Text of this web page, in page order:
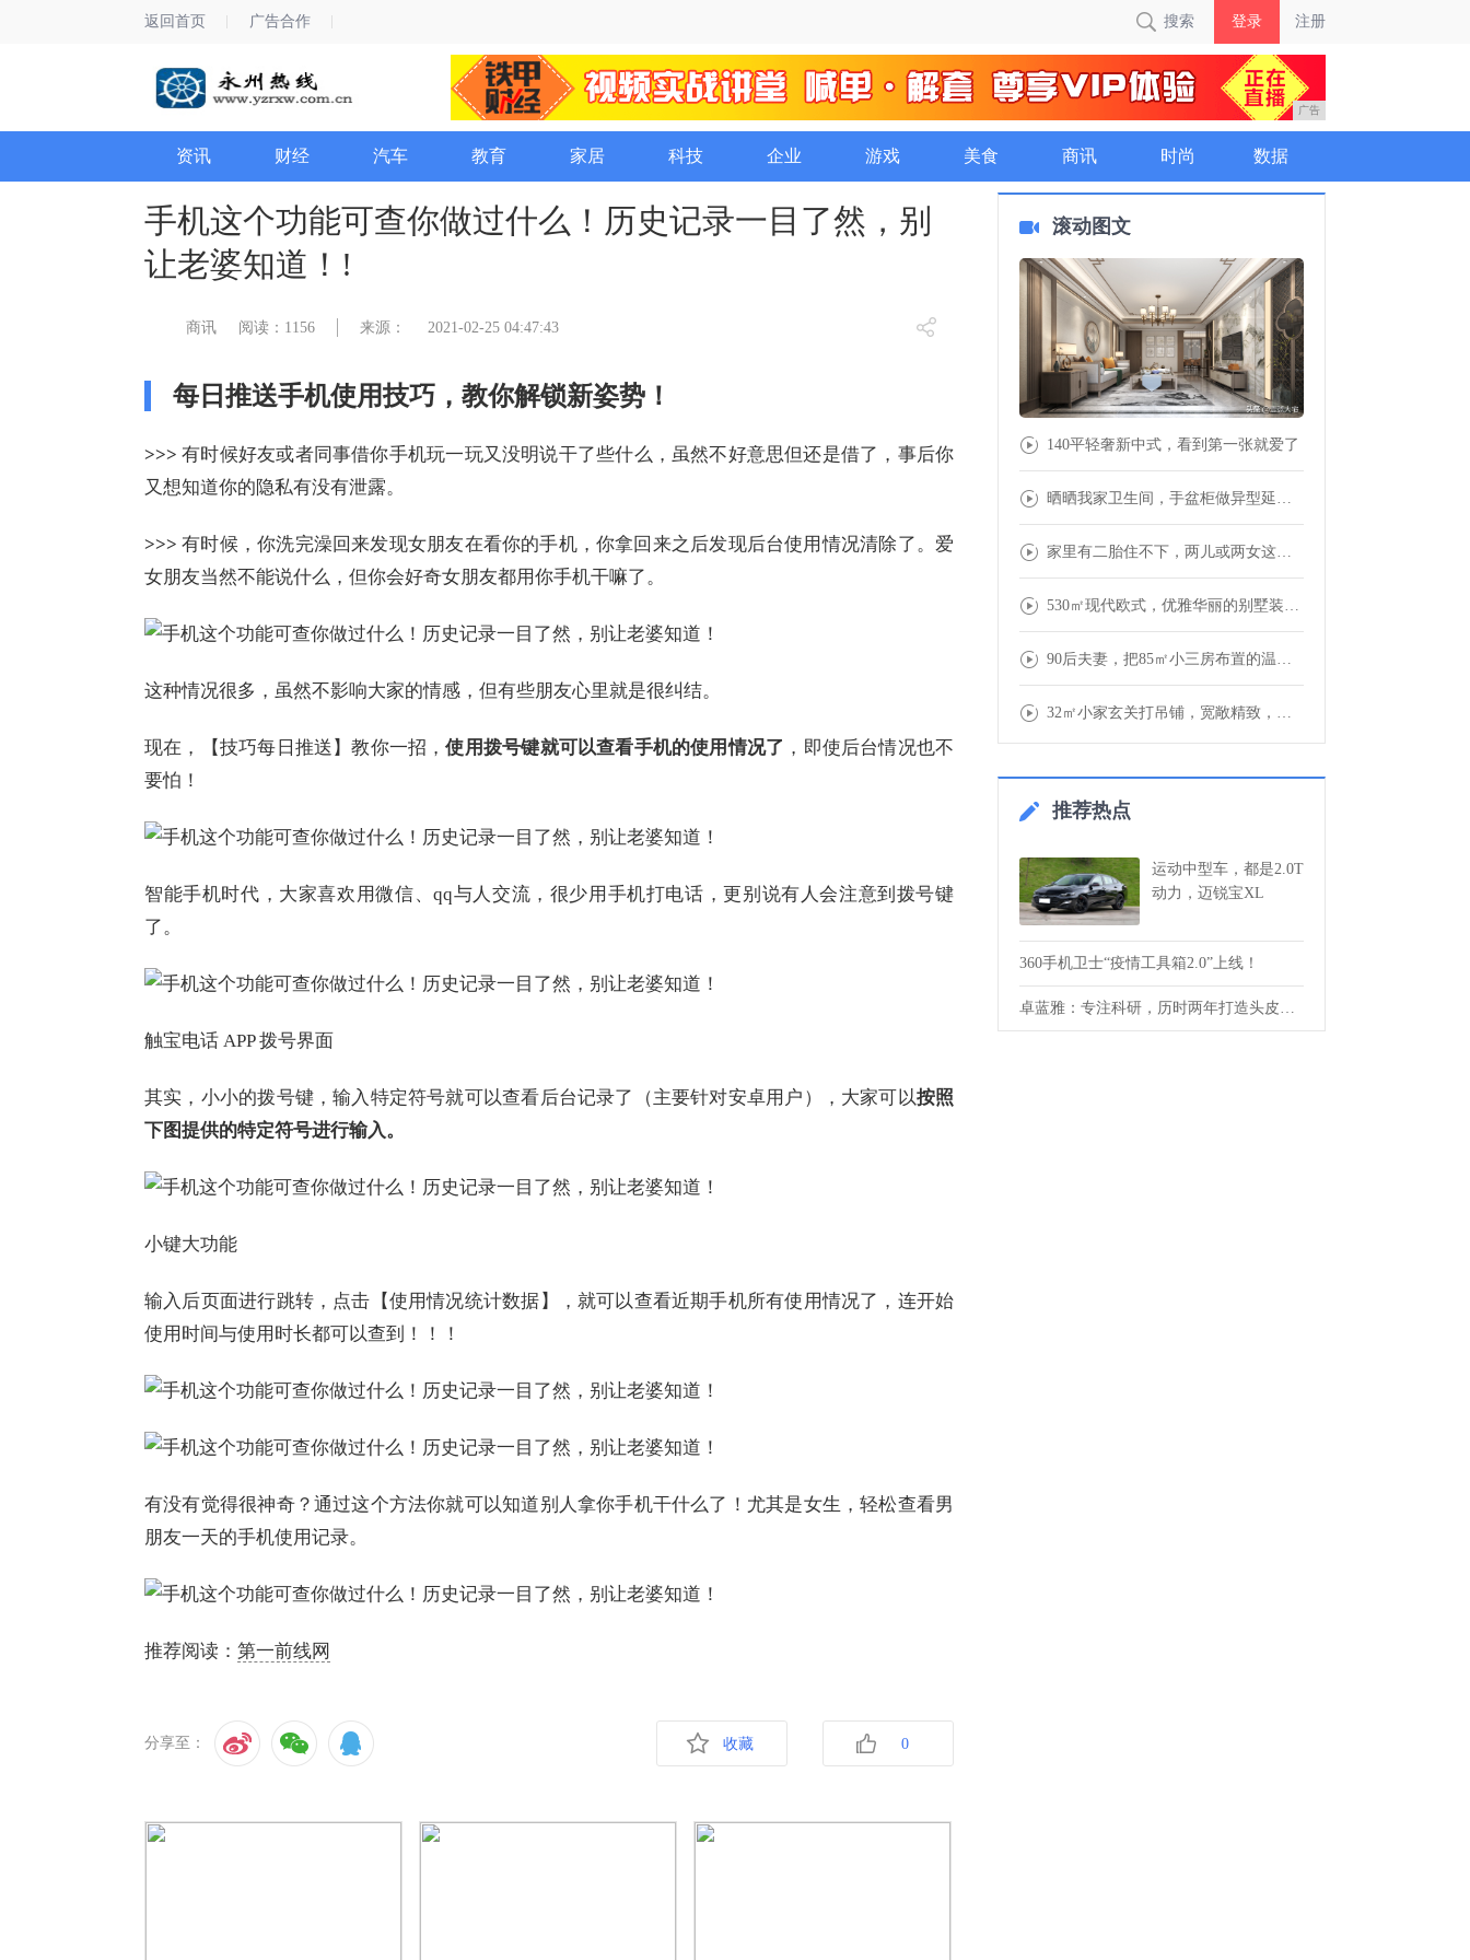
返回首页 广告合作 搜索 登录 注册
广告
资讯 财经 汽车 教育 家居 科技 企业 游戏 美食 商讯 时尚 数据
手机这个功能可查你做过什么！历史记录一目了然，别
让老婆知道！!
商讯 阅读：1156 来源： 2021-02-25 04:47:43
每日推送手机使用技巧，教你解锁新姿势！
>>>有时候好友或者同事借你手机玩一玩又没明说干了些什么，虽然不好意思但还是借了，事后你
又想知道你的隐私有没有泄露。
>>> 有时候，你洗完澡回来发现女朋友在看你的手机，你拿回来之后发现后台使用情况清除了。爱
女朋友当然不能说什么，但你会好奇女朋友都用你手机干嘛了。
这种情况很多，虽然不影响大家的情感，但有些朋友心里就是很纠结。
现在，【技巧每日推送】教你一招，使用拨号键就可以查看手机的使用情况了 ，即使后台情况也不
要怕！
智能手机时代，大家喜欢用微信、qq与人交流，很少用手机打电话，更别说有人会注意到拨号键
了。
触宝电话 APP 拨号界面
其实，小小的拨号键，输入特定符号就可以查看后台记录了（主要针对安卓用户），大家可以按照
下图提供的特定符号进行输入。
小键大功能
输入后页面进行跳转，点击【使用情况统计数据】，就可以查看近期手机所有使用情况了，连开始
使用时间与使用时长都可以查到！！！
有没有觉得很神奇？通过这个方法你就可以知道别人拿你手机干什么了！尤其是女生，轻松查看男
朋友一天的手机使用记录。
推荐阅读： 第一前线网
分享至： 0
收藏
滚动图文
140平轻奢新中式，看到第一张就爱了
晒晒我家卫生间，手盆柜做异型延伸，满屋收纳
家里有二胎住不下，两儿或两女这样设计房间，
530㎡现代欧式，优雅华丽的别墅装修，营造
90后夫妻，把85㎡小三房布置的温馨又舒适
32㎡小家玄关打吊铺，宽敞精致，蜗居也要实
推荐热点
运动中型车，都是2.0T
动力，迈锐宝XL
360手机卫士“疫情工具箱2.0”上线！
卓蓝雅：专注科研，历时两年打造头皮八大症